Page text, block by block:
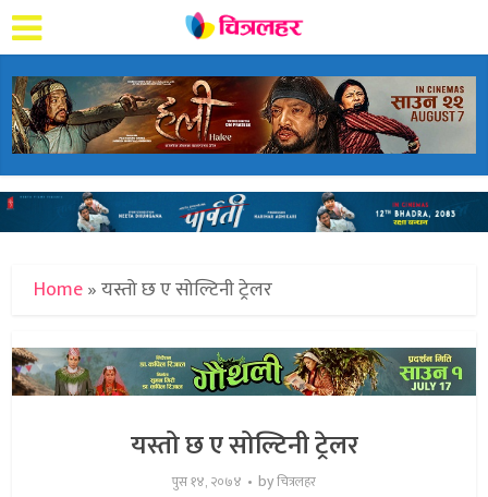
Home»यस्तो छ ए सोल्टिनी ट्रेलर
यस्तो छ ए सोल्टिनी ट्रेलर
पुस १४, २०७४ byचित्रलहर